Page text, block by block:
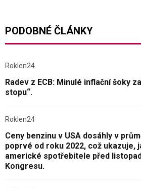
PODOBNÉ ČLÁNKY
Roklen24
Radev z ECB: Minulé inflační šoky
stopu“.
Roklen24
Ceny benzinu v USA dosáhly v
poprvé od roku 2022, což ukazuje,
americké spotřebitele před
Kongresu.